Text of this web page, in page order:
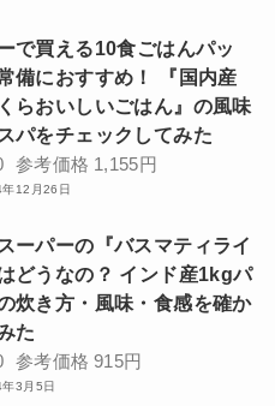
で買える10食ごはんパッ
備におすすめ！ 『国内産
らおいしいごはん』の風味
パをチェックしてみた
参考価格 1,155円
12月26日
ーパーの『バスマティライ
どうなの？ インド産1kgパ
炊き方・風味・食感を確か
た
参考価格 915円
3月5日